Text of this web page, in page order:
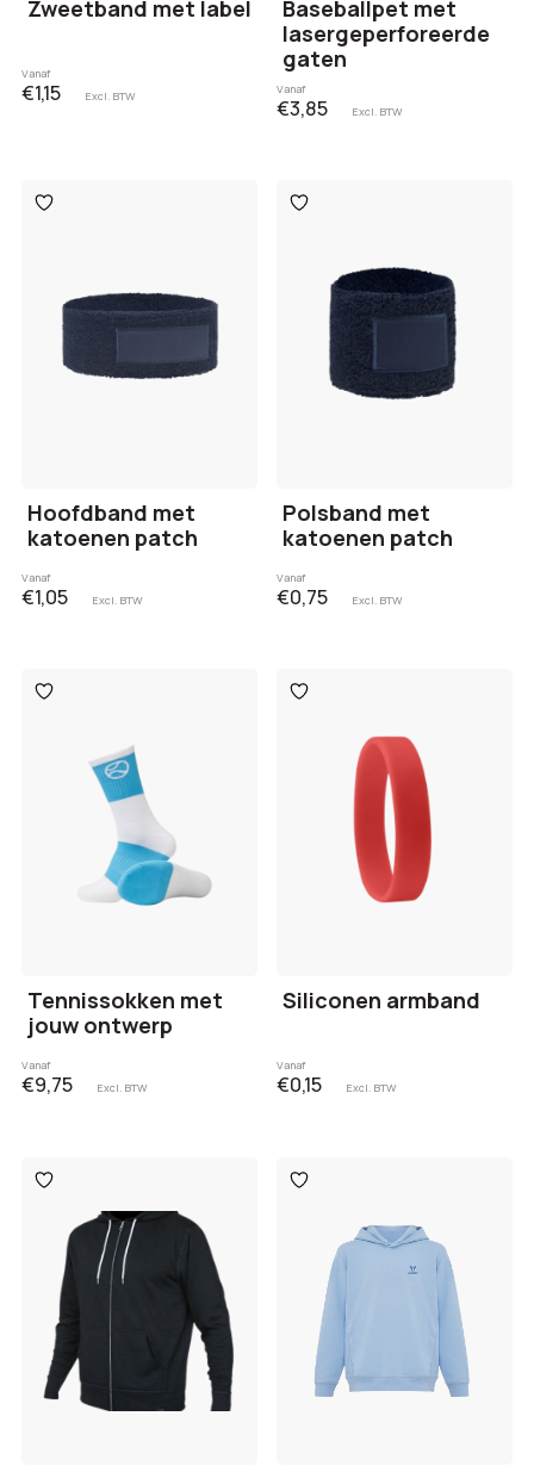
Zweetband met label
Vanaf
€1,15 Excl. BTW
Baseballpet met
lasergeperforeerde
gaten
Vanaf
€3,85 Excl. BTW
Toevoegen
aan
Hoofdband met
katoenen patch
Vanaf
€1,05 Excl. BTW
Toevoegen
aan
Polsband met
katoenen patch
Vanaf
€0,75 Excl. BTW
Toevoegen
aan
Tennissokken met
jouw ontwerp
Vanaf
€9,75 Excl. BTW
Toevoegen
aan
Siliconen armband
Vanaf
€0,15 Excl. BTW
Toevoegen
aan
verlanglijst
Toevoegen
aan